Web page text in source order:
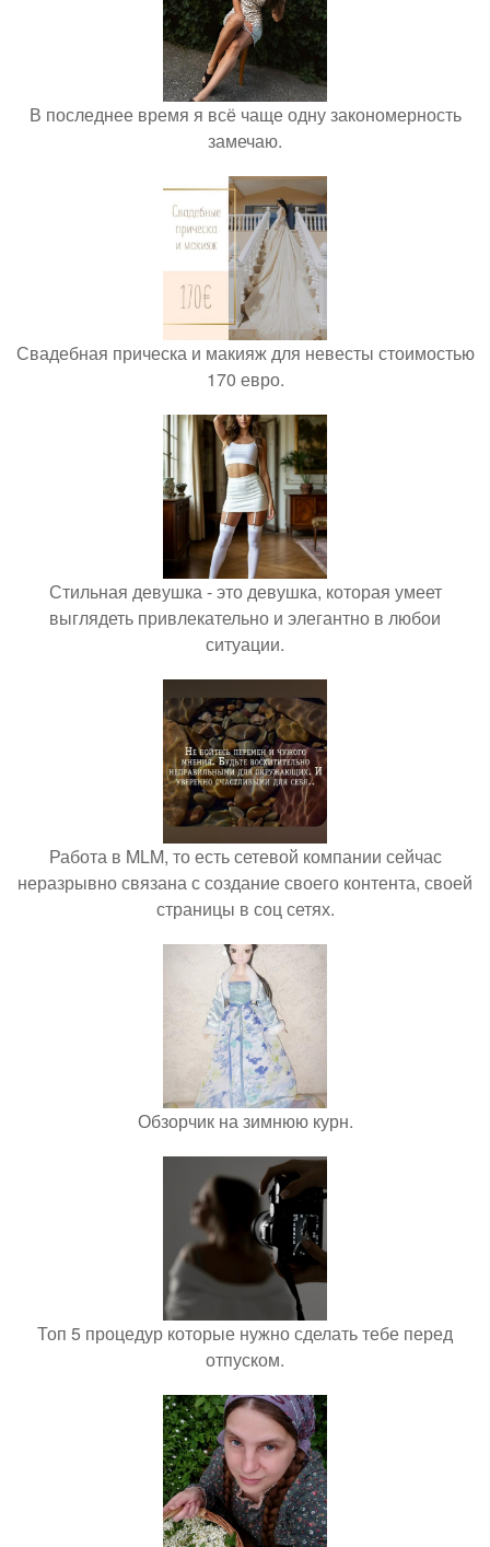
В последнее время я всё чаще одну закономерность
замечаю.
Свадебная прическа и макияж для невесты стоимостью
170 евро.
Стильная девушка - это девушка, которая умеет
выглядеть привлекательно и элегантно в любои
ситуации.
Работа в MLM, то есть сетевой компании сейчас
неразрывно связана с создание своего контента, своей
страницы в соц сетях.
Обзорчик на зимнюю курн.
Топ 5 процедур которые нужно сделать тебе перед
отпуском.